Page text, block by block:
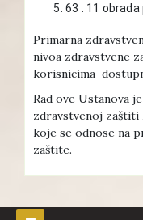
63 . 11
Primarna
nivoa zdravstvene
korisnicima
Rad ove Ustanova
zdravstvenoj zaštiti
koje se odnose na
zaštite.